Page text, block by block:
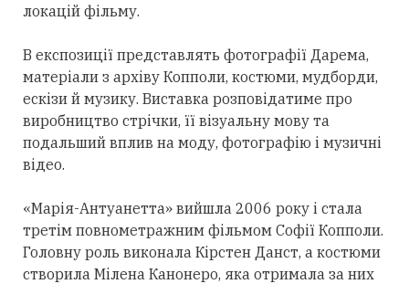
локацій фільму.
В експозиції представлять фотографії Дарема,
матеріали з архіву Копполи, костюми, мудборди,
ескізи й музику. Виставка розповідатиме про
виробництво стрічки, її візуальну мову та
подальший вплив на моду, фотографію і музичні
відео.
«Марія-Антуанетта» вийшла 2006 року і стала
третім повнометражним фільмом Софії Копполи.
Головну роль виконала Кірстен Данст, а костюми
створила Мілена Канонеро, яка отримала за них